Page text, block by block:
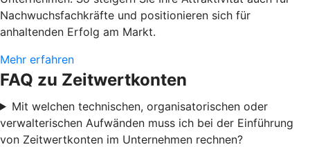
Nachwuchsfachkräfte und positionieren sich für
anhaltenden Erfolg am Markt.
Mehr erfahren
FAQ zu Zeitwertkonten
Mit welchen technischen, organisatorischen oder
verwalterischen Aufwänden muss ich bei der Einführung
von Zeitwertkonten im Unternehmen rechnen?